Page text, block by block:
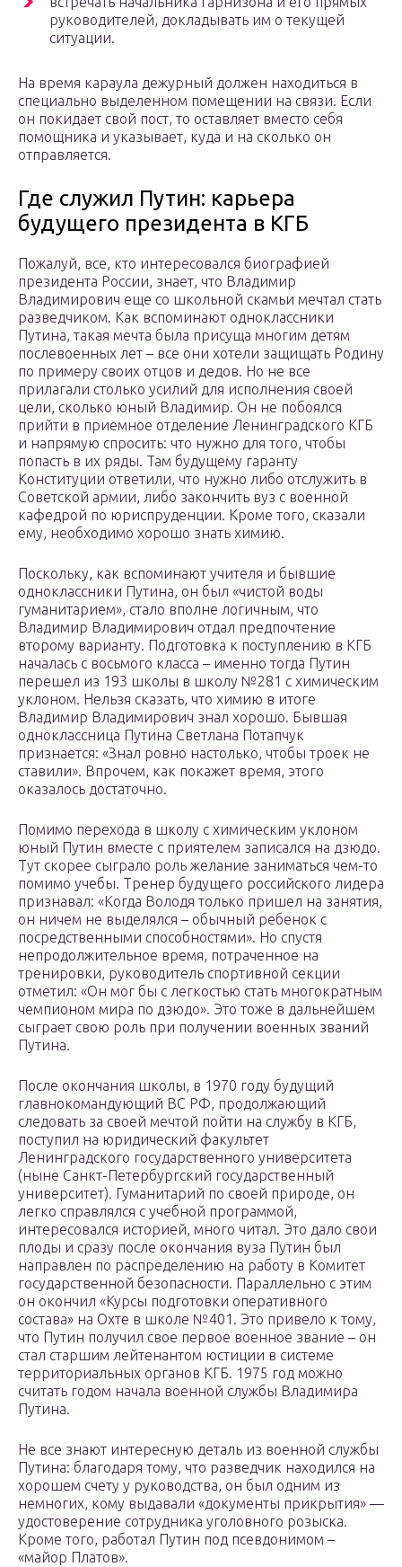
руководителей, докладывать им о текущей
ситуации.
На время караула дежурный должен находиться в
специально выделенном помещении на связи. Если
он покидает свой пост, то оставляет вместо себя
помощника и указывает, куда и на сколько он
отправляется.
Где служил Путин: карьера
будущего президента в КГБ
Пожалуй, все, кто интересовался биографией
президента России, знает, что Владимир
Владимирович еще со школьной скамьи мечтал стать
разведчиком. Как вспоминают одноклассники
Путина, такая мечта была присуща многим детям
послевоенных лет – все они хотели защищать Родину
по примеру своих отцов и дедов. Но не все
прилагали столько усилий для исполнения своей
цели, сколько юный Владимир. Он не побоялся
прийти в приемное отделение Ленинградского КГБ
и напрямую спросить: что нужно для того, чтобы
попасть в их ряды. Там будущему гаранту
Конституции ответили, что нужно либо отслужить в
Советской армии, либо закончить вуз с военной
кафедрой по юриспруденции. Кроме того, сказали
ему, необходимо хорошо знать химию.
Поскольку, как вспоминают учителя и бывшие
одноклассники Путина, он был «чистой воды
гуманитарием», стало вполне логичным, что
Владимир Владимирович отдал предпочтение
второму варианту. Подготовка к поступлению в КГБ
началась с восьмого класса – именно тогда Путин
перешел из 193 школы в школу №281 с химическим
уклоном. Нельзя сказать, что химию в итоге
Владимир Владимирович знал хорошо. Бывшая
одноклассница Путина Светлана Потапчук
признается: «Знал ровно настолько, чтобы троек не
ставили». Впрочем, как покажет время, этого
оказалось достаточно.
Помимо перехода в школу с химическим уклоном
юный Путин вместе с приятелем записался на дзюдо.
Тут скорее сыграло роль желание заниматься чем-то
помимо учебы. Тренер будущего российского лидера
признавал: «Когда Володя только пришел на занятия,
он ничем не выделялся – обычный ребенок с
посредственными способностями». Но спустя
непродолжительное время, потраченное на
тренировки, руководитель спортивной секции
отметил: «Он мог бы с легкостью стать многократным
чемпионом мира по дзюдо». Это тоже в дальнейшем
сыграет свою роль при получении военных званий
Путина.
После окончания школы, в 1970 году будущий
главнокомандующий ВС РФ, продолжающий
следовать за своей мечтой пойти на службу в КГБ,
поступил на юридический факультет
Ленинградского государственного университета
(ныне Санкт-Петербургский государственный
университет). Гуманитарий по своей природе, он
легко справлялся с учебной программой,
интересовался историей, много читал. Это дало свои
плоды и сразу после окончания вуза Путин был
направлен по распределению на работу в Комитет
государственной безопасности. Параллельно с этим
он окончил «Курсы подготовки оперативного
состава» на Охте в школе №401. Это привело к тому,
что Путин получил свое первое военное звание – он
стал старшим лейтенантом юстиции в системе
территориальных органов КГБ. 1975 год можно
считать годом начала военной службы Владимира
Путина.
Не все знают интересную деталь из военной службы
Путина: благодаря тому, что разведчик находился на
хорошем счету у руководства, он был одним из
немногих, кому выдавали «документы прикрытия» —
удостоверение сотрудника уголовного розыска.
Кроме того, работал Путин под псевдонимом –
«майор Платов».